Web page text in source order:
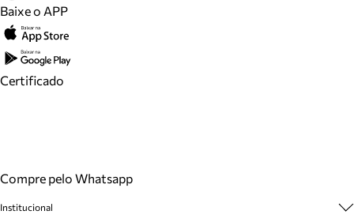
Baixe o APP
Certificado
Compre pelo Whatsapp
Institucional